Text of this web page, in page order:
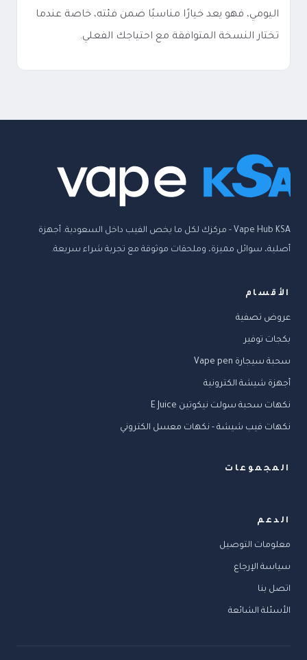
اليومي، فهو يعد خيارًا مناسبًا ضمن فئته، خاصة عندما
تختار النسخة المتوافقة مع احتياجك الفعلي.
Vape Hub KSA - مركزك لكل ما يخص الفيب داخل السعودية. أجهزة
أصلية، سوائل مميزة، وملحقات موثوقة مع تجربة شراء سريعة.
الأقسام
عروض تصفية
بكجات توفير
سحبة سيجارة Vape pen
أجهزة شيشة الكترونية
نكهات سحبة سولت نيكوتين E Juice
نكهات فيب شيشة - نكهات معسل الكتروني
المجموعات
الدعم
معلومات التوصيل
سياسة الإرجاع
اتصل بنا
الأسئلة الشائعة